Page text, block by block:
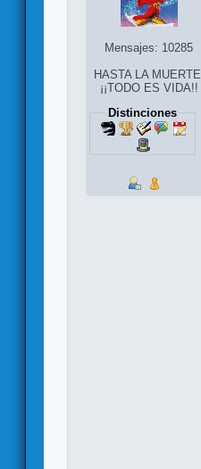
Mensajes: 10285
HASTA LA MUERTE,
¡¡TODO ES VIDA!!
Distinciones